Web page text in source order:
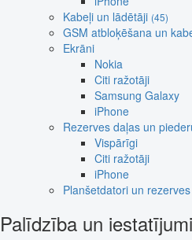
Kabeļi un lādētāji (45)
GSM atbloķēšana un
Ekrāni
Nokia
Citi ražotāji
Samsung Galaxy
iPhone
Rezerves daļas un
Vispārīgi
Citi ražotāji
iPhone
Planšetdatori un
Palīdzība un iestatījumi